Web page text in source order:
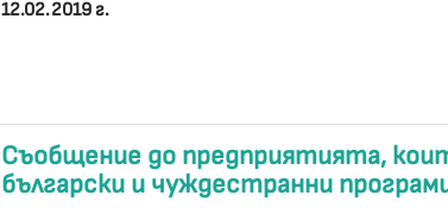
12.02.2019 г.
Съобщение до предприятията,
български и чуждестранни